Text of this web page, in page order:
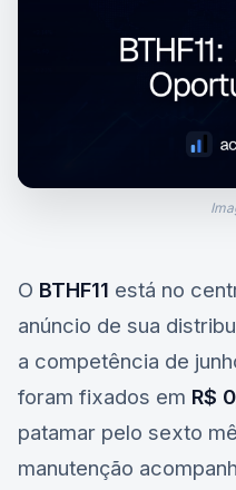
O BTHF11 está no
anúncio de sua
a competência de
foram fixados em R$
patamar pelo sexto
manutenção